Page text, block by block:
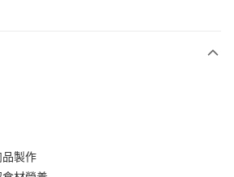
商品之後才付款」的支付方式。 讓您購物簡單
簡訊認證，即可結帳。
務後，再付款。
流程】
確認金額後，即可完成結帳。
含以上)免運費
製作